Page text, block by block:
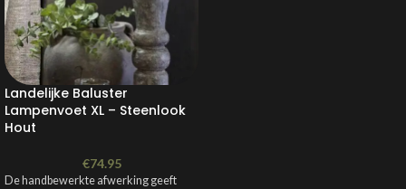
Landelijke Baluster
Lampenvoet XL – Steenlook
Hout
€74.95
De handbewerkte afwerking geeft